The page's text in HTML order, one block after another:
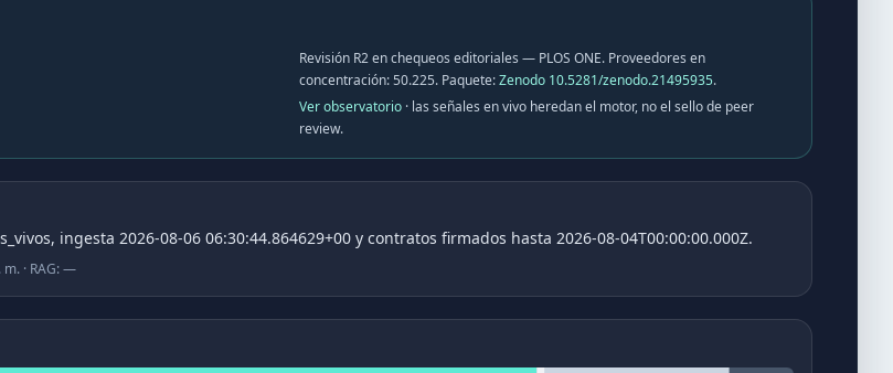
Revisión R2 en chequeos editoriales — PLOS ONE. Proveedores en
concentración:50.225. Paquete:Zenodo 10.5281/zenodo.21495935.
Ver observatorio · las señales en vivo heredan el motor, no el sello de peer
review.
ingesta 2026-08-06 06:30:44.864629+00 y contratos firmados hasta 2026-08-04T00:00:00.000Z.
m. · RAG:—